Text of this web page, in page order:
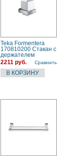
Teka Formentera
170810200 Стакан с
держателем
2211 руб.
Сравнить